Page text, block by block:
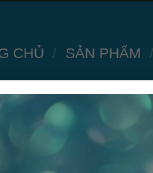
CHỦ / SẢN PHẨM /